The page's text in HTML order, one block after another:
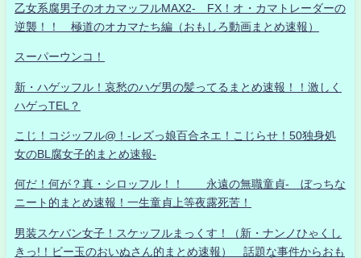
乙女系腐男子のオカマッフルMAX2- FX！オ・カマトレーダーの
逆襲！！ 極道のオカマたち編（おもしろ動画まとめ速報）
スーパーウンコ！
新・ハゲッフル！哀愁のハゲ男の髪ってるまとめ速報！！激しく
ハゲっTEL？
こじ！コジッフル@！-レズっ娘百合ネエ！こじらせ！50独身処
女のBL腐女子的まとめ速報-
何だ！何が？真・シロッフル！！ 永遠の無職童貞- ぼっちな
ニート的まとめ速報！一生童貞上等夜露死苦！
男装スケバン女子！スケッフルまっくす！（新・ナンノひゃくし
きっ!！ビー玉のおいぬさん的まとめ速報） 話題な事件からおも